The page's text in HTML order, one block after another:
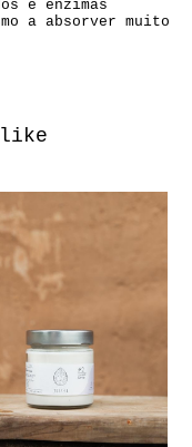
e enzimas
a absorver muito
like